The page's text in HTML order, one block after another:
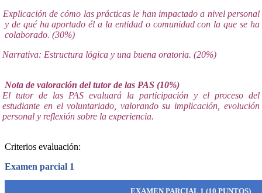
Explicación de cómo las prácticas le han impactado a nivel personal
y de qué ha aportado él a la entidad o comunidad con la que se ha
colaborado. (30%)
Narrativa: Estructura lógica y una buena oratoria. (20%)
Nota de valoración del tutor de las PAS (10%)
El tutor de las PAS evaluará la participación y el proceso del
estudiante en el voluntariado, valorando su implicación, evolución
personal y reflexión sobre la experiencia.
Criterios evaluación:
Examen parcial 1
EXAMEN PARCIAL 1 (10 PUNTOS)